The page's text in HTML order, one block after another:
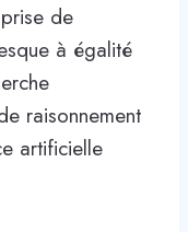
de
à égalité
raisonnement
artificielle